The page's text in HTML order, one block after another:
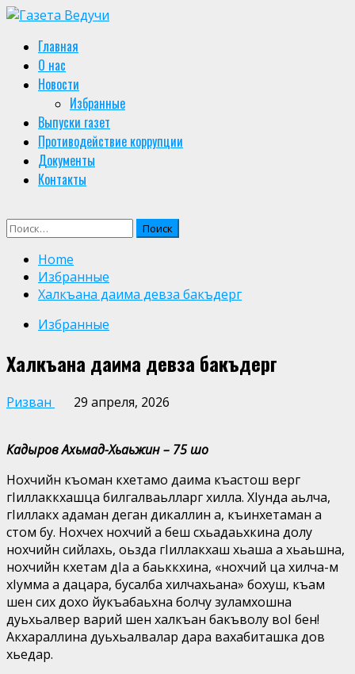
Skip
content
Primary
Menu
Главная
О нас
Новости
Избранные
Выпуски газет
Противодействие коррупции
Документы
Контакты
Найти:
Home
Избранные
Халкъана даима девза бакъдерг
Избранные
Халкъана даима девза бакъдерг
Ризван 29 апреля, 2026
Кадыров Ахьмад-Хьаьжин – 75 шо
Нохчийн къоман кхетамо даима къастош верг
гIиллаккхашца билгалваьлларг хилла. ХIунда аьлча,
гIиллакх адаман деган дикаллин а, къинхетаман а
стом бу. Нохчех нохчий а беш схьадаьхкина долу
нохчийн сийлахь, оьзда гIиллакхаш хьаша а хьаьшна,
нохчийн кхетам дIа а баьккхина, «нохчий ца хилча-м
хIумма а дацара, бусалба хилчахьана» бохуш, къам
шен сих дохо йукъабаьхна болчу зуламхошна
дуьхьалвер варий шен халкъан бакъволу воI бен!
Акхараллина дуьхьалвалар дара вахабиташка дов
хьедар.